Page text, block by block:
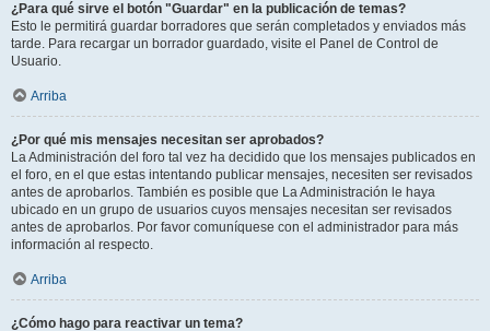
¿Para qué sirve el botón "Guardar" en la publicación de temas?
Esto le permitirá guardar borradores que serán completados y enviados más
tarde. Para recargar un borrador guardado, visite el Panel de Control de
Usuario.
Arriba
¿Por qué mis mensajes necesitan ser aprobados?
La Administración del foro tal vez ha decidido que los mensajes publicados en
el foro, en el que estas intentando publicar mensajes, necesiten ser revisados
antes de aprobarlos. También es posible que La Administración le haya
ubicado en un grupo de usuarios cuyos mensajes necesitan ser revisados
antes de aprobarlos. Por favor comuníquese con el administrador para más
información al respecto.
Arriba
¿Cómo hago para reactivar un tema?